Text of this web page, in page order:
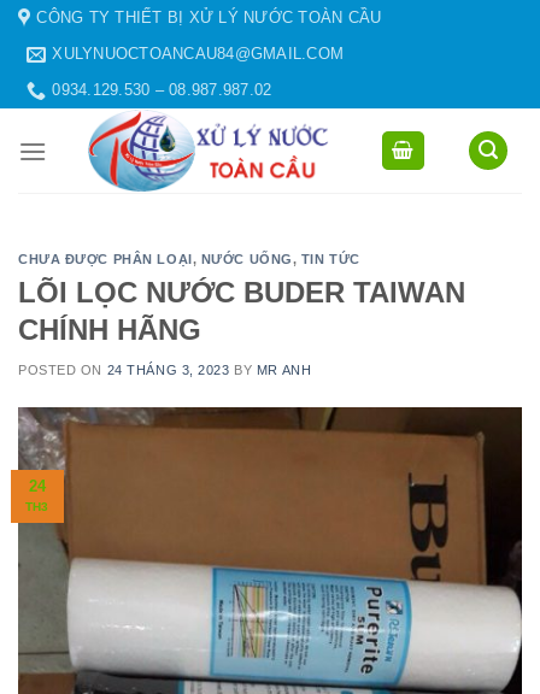
SkipCÔNG TY THIẾT BỊ XỬ LÝ NƯỚC TOÀN CẦU
XULYNUOCTOANCAU84@GMAIL.COM
0934.129.530 – 08.987.987.02
CHƯA ĐƯỢC PHÂN LOẠI, NƯỚC UỐNG, TIN TỨC
LÕI LỌC NƯỚC BUDER TAIWAN
CHÍNH HÃNG
POSTED ON 24 THÁNG 3, 2023 BY MR ANH
24
TH3